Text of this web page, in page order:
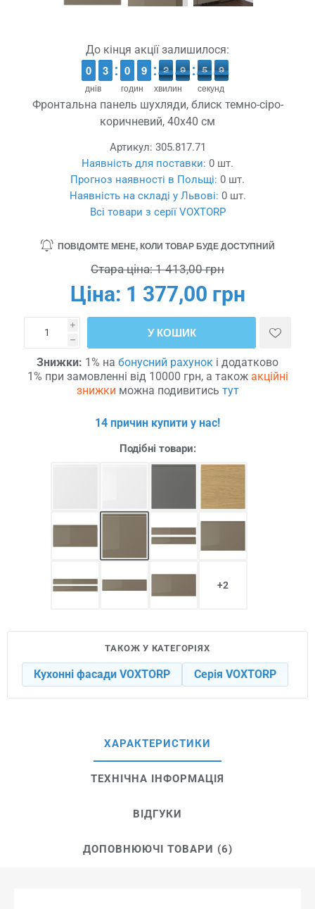
До кінця акції залишилося:
днів
9
9
0
0 2
2
3
3
годин
9
9
0
0 8
8
9
9
хвилин
3
2
2 0
9
9
секунд
0
5
5 9
9
8
Фронтальна панель шухляди, блиск темно-сіро-
коричневий, 40x40 см
Артикул: 305.817.71
Наявність для поставки: 0 шт.
Прогноз наявності в Польщі: 0 шт.
Наявність на складі у Львові: 0 шт.
Всі товари з серії VOXTORP
ПОВІДОМТЕ МЕНЕ, КОЛИ ТОВАР БУДЕ ДОСТУПНИЙ
Стара ціна: 1 413,00 грн
Ціна: 1 377,00 грн
i
h
У КОШИК
Знижки: 1% на бонусний рахунок і додатково
1% при замовленні від 10000 грн, а також акційні
знижки можна подивитись тут
14 причин купити у нас!
Подібні товари:
+2
ТАКОЖ У КАТЕГОРІЯХ
Кухонні фасади VOXTORP Серія VOXTORP
ХАРАКТЕРИСТИКИ
ТЕХНІЧНА ІНФОРМАЦІЯ
ВІДГУКИ
ДОПОВНЮЮЧІ ТОВАРИ (6)